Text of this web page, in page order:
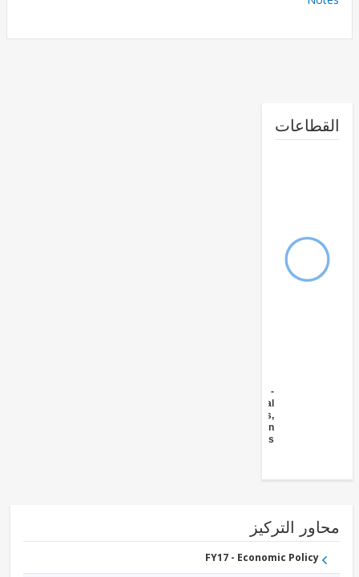
Agricultural
markets,
commercialization
and agri-business
التركيز
FY17 - Economic Policy